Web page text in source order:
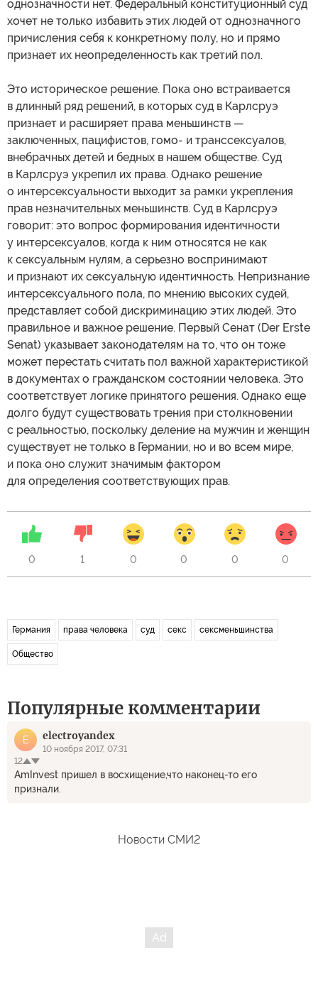
однозначности нет. Федеральный конституционный суд
хочет не только избавить этих людей от однозначного
причисления себя к конкретному полу, но и прямо
признает их неопределенность как третий пол.
Это историческое решение. Пока оно встраивается
в длинный ряд решений, в которых суд в Карлсруэ
признает и расширяет права меньшинств —
заключенных, пацифистов, гомо- и транссексуалов,
внебрачных детей и бедных в нашем обществе. Суд
в Карлсруэ укрепил их права. Однако решение
о интерсексуальности выходит за рамки укрепления
прав незначительных меньшинств. Суд в Карлсруэ
говорит: это вопрос формирования идентичности
у интерсексуалов, когда к ним относятся не как
к сексуальным нулям, а серьезно воспринимают
и признают их сексуальную идентичность. Непризнание
интерсексуального пола, по мнению высоких судей,
представляет собой дискриминацию этих людей. Это
правильное и важное решение. Первый Сенат (Der Erste
Senat) указывает законодателям на то, что он тоже
может перестать считать пол важной характеристикой
в документах о гражданском состоянии человека. Это
соответствует логике принятого решения. Однако еще
долго будут существовать трения при столкновении
с реальностью, поскольку деление на мужчин и женщин
существует не только в Германии, но и во всем мире,
и пока оно служит значимым фактором
для определения соответствующих прав.
0 1 0 0 0 0
Германия права человека суд секс сексменьшинства
Общество
Популярные комментарии
E electroyandex
10 ноября 2017, 07:31
12
AmInvest пришел в восхищение,что наконец-то его
признали.
Новости СМИ2